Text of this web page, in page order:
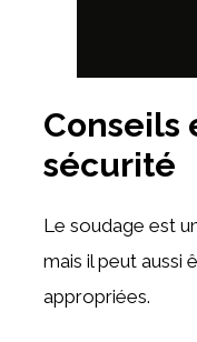
Conseils
sécurité
Le soudage est
mais il peut aussi
appropriées.